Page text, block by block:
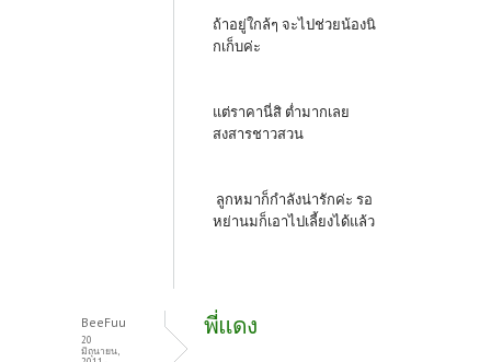
ถ้าอยู่ใกล้ๆ จะไปช่วยน้องนิ
กเก็บค่ะ
แต่ราคานี่สิ ต่ำมากเลย
สงสารชาวสวน
ลูกหมาก็กำลังน่ารักค่ะ รอ
หย่านมก็เอาไปเลี้ยงได้แล้ว
BeeFuu
20
มิถุนายน,
พี่แดง